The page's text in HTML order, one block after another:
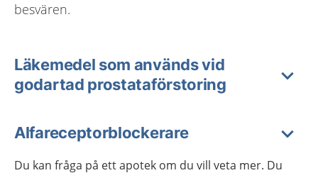
besvären.
Läkemedel som används vid
godartad prostataförstoring
Alfareceptorblockerare
Du kan fråga på ett apotek om du vill veta mer. Du